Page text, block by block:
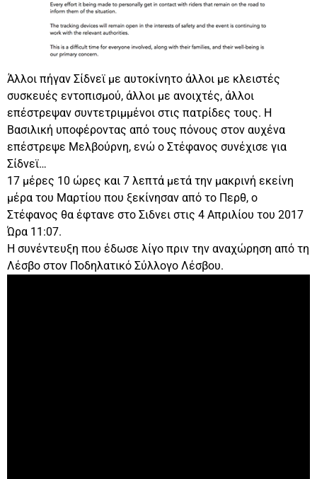
Άλλοι πήγαν Σίδνεϊ με αυτοκίνητο άλλοι με κλειστές
συσκευές εντοπισμού, άλλοι με ανοιχτές, άλλοι
επέστρεψαν συντετριμμένοι στις πατρίδες τους. Η
Βασιλική υποφέροντας από τους πόνους στον αυχένα
επέστρεψε Μελβούρνη, ενώ ο Στέφανος συνέχισε για
Σίδνεϊ…
17 μέρες 10 ώρες και 7 λεπτά μετά την μακρινή εκείνη
μέρα του Μαρτίου που ξεκίνησαν από το Περθ, ο
Στέφανος θα έφτανε στο Σιδνει στις 4 Απριλίου του 2017
Ώρα 11:07.
Η συνέντευξη που έδωσε λίγο πριν την αναχώρηση από τη
Λέσβο στον Ποδηλατικό Σύλλογο Λέσβου.